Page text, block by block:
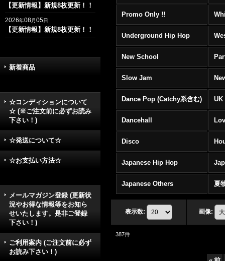
【更新情報】新規8枚更新！！
2026年08月05日
【更新情報】新規8枚更新！！
新着商品
☆コンディションについて
☆ (※ご注文前に必ずお読み
下さい！)
☆発送について☆
☆お支払い方法☆
メールマガジン登録 (更新状
況やお得な情報等をお知ら
せいたします。是非ご登録
下さい！)
ご利用案内 (ご注文前に必ず
お読み下さい！)
Promo Only !!
Underground Hip Hop
New School
Slow Jam
Dance Pop (Catchy系含む) UK
Dancehall
Disco
Japanese Hip Hop
Japanese Others 夏
表示数: 画像:
387件